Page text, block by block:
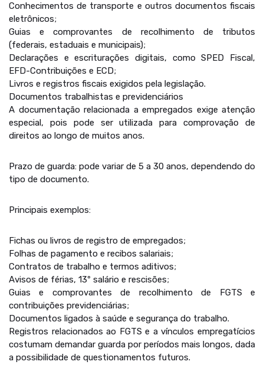
Conhecimentos de transporte e outros documentos fiscais
eletrônicos;
Guias e comprovantes de recolhimento de tributos
(federais, estaduais e municipais);
Declarações e escriturações digitais, como SPED Fiscal,
EFD-Contribuições e ECD;
Livros e registros fiscais exigidos pela legislação.
Documentos trabalhistas e previdenciários
A documentação relacionada a empregados exige atenção
especial, pois pode ser utilizada para comprovação de
direitos ao longo de muitos anos.
Prazo de guarda: pode variar de 5 a 30 anos, dependendo do
tipo de documento.
Principais exemplos:
Fichas ou livros de registro de empregados;
Folhas de pagamento e recibos salariais;
Contratos de trabalho e termos aditivos;
Avisos de férias, 13º salário e rescisões;
Guias e comprovantes de recolhimento de FGTS e
contribuições previdenciárias;
Documentos ligados à saúde e segurança do trabalho.
Registros relacionados ao FGTS e a vínculos empregatícios
costumam demandar guarda por períodos mais longos, dada
a possibilidade de questionamentos futuros.